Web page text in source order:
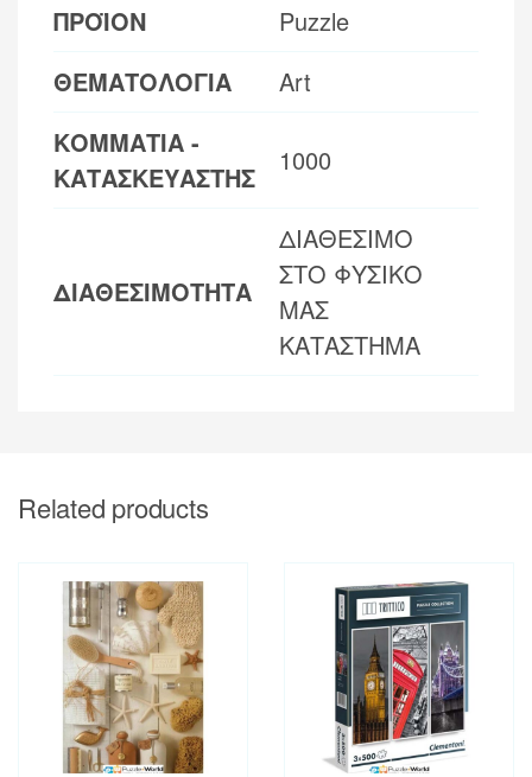
ΠΡΟΪΟΝ
Puzzle
ΘΕΜΑΤΟΛΟΓΙΑ
Art
ΚΟΜΜΑΤΙΑ -
ΚΑΤΑΣΚΕΥΑΣΤΗΣ
1000
ΔΙΑΘΕΣΙΜΟΤΗΤΑ
ΔΙΑΘΕΣΙΜΟ
ΣΤΟ ΦΥΣΙΚΟ
ΜΑΣ
ΚΑΤΑΣΤΗΜΑ
Related products